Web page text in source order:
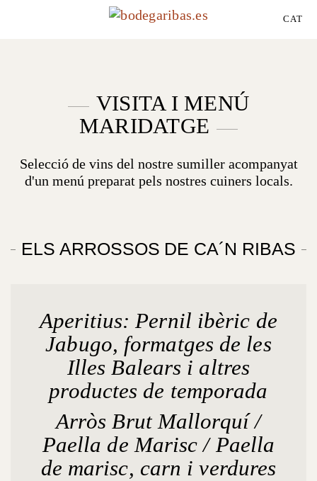
CAT
VISITA I MENÚ
MARIDATGE
Selecció de vins del nostre sumiller acompanyat
d'un menú preparat pels nostres cuiners locals.
ELS ARROSSOS DE CA´N RIBAS
Aperitius: Pernil ibèric de
Jabugo, formatges de les
Illes Balears i altres
productes de temporada
Arròs Brut Mallorquí /
Paella de Marisc / Paella
de marisc, carn i verdures